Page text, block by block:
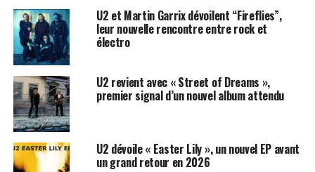
Le digipack et les coffrets deluxe seront agrémentés
d’un livret plus complet et d’un lien permettant
d’accéder au film « Linear » accompagnant l’album et
réalisé par Anton Corbijn. Les informations complètes
sur les différents formats disponibles sont détaillées sur
le sitehttp://www.u2.com
Le visuel de l’album illustre la rencontre entre la terre
et la mer par l’artiste et photographe japonais, Hiroshi
Sugimoto.
U2 et Martin Garrix dévoilent “Fireflies”,
leur nouvelle rencontre entre rock et
électro
U2 revient avec « Street of Dreams »,
premier signal d’un nouvel album attendu
U2 dévoile « Easter Lily », un nouvel EP avant
un grand retour en 2026